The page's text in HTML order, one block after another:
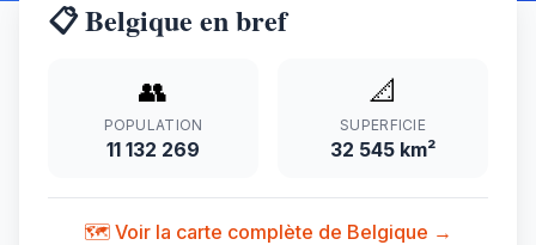
📋 Belgique en bref
👥
POPULATION
11 132 269
📐
SUPERFICIE
32 545 km²
🗺️ Voir la carte complète de Belgique →